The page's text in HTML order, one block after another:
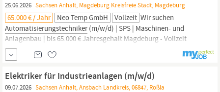
25.06.2026 Sachsen Anhalt, Magdeburg Kreisfreie Stadt, Magdeburg
65.000 € / Jahr Neo Temp GmbH Vollzeit Wir suchen
Automatisierungstechniker(m/w/d) | SPS | Maschinen- und
Anlagenbau | bis 65.000 € Jahresgehalt Magdeburg - Vollzeit
Automatisierungstechniker
(m/w/d) | SPS | Maschinen- und
Anlagenbau | bis 65.000 € Jahresgehalt in Magdeburg Sie
begeistern sich für moderne Automatisierungstechnik und
intelligente Produktionsanlagen?
Elektriker für Industrieanlagen (m/w/d)
09.07.2026 Sachsen Anhalt, Ansbach Landkreis, 06847, Roßla